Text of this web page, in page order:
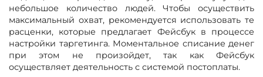
небольшое количество людей. Чтобы осуществить
максимальный охват, рекомендуется использовать те
расценки, которые предлагает Фейсбук в процессе
настройки таргетинга. Моментальное списание денег
при этом не произойдет, так как Фейсбук
осуществляет деятельность с системой постоплаты.